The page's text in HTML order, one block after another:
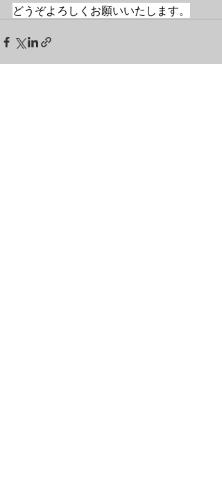
どうぞよろしくお願いいたします。